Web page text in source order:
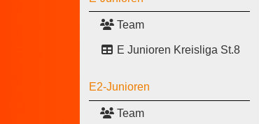
Team
E Junioren Kreisliga St.8
E2-Junioren
Team